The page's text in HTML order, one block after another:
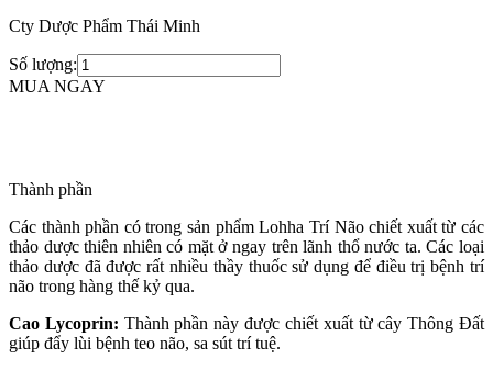
Cty Dược Phẩm Thái Minh
Số lượng:
MUA NGAY
Thành phần
Các thành phần có trong sản phẩm Lohha Trí Não chiết xuất từ các
thảo dược thiên nhiên có mặt ở ngay trên lãnh thổ nước ta. Các loại
thảo dược đã được rất nhiều thầy thuốc sử dụng để điều trị bệnh trí
não trong hàng thế kỷ qua.
Cao Lycoprin: Thành phần này được chiết xuất từ cây Thông Đất
giúp đẩy lùi bệnh teo não, sa sút trí tuệ.